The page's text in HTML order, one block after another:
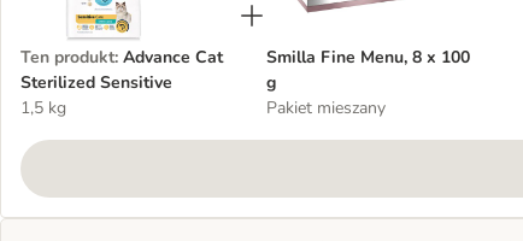
Ten produkt: Advance Cat
Sterilized Sensitive
1,5 kg
Smilla Fine Menu, 8 x 100
g
Pakiet mieszany